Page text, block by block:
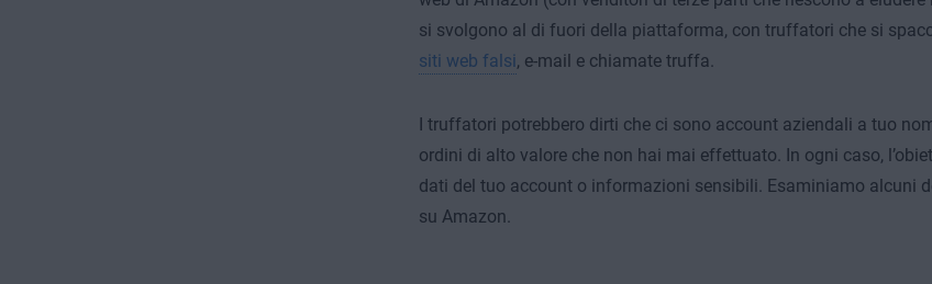
si svolgono al di fuori della piattaforma, con truffatori che si
siti web falsi, e-mail e chiamate truffa.
I truffatori potrebbero dirti che ci sono account aziendali a tuo
ordini di alto valore che non hai mai effettuato. In ogni caso,
dati del tuo account o informazioni sensibili. Esaminiamo alcuni
su Amazon.